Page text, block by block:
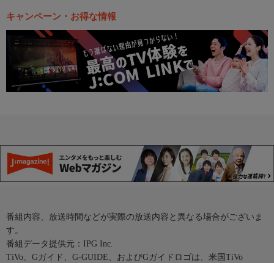
キャンペーン・お得な情報
番組内容、放送時間などが実際の放送内容と異なる場合がございま
す。
番組データ提供元：IPG Inc.
TiVo、Gガイド、G-GUIDE、およびGガイドロゴは、米国TiVo